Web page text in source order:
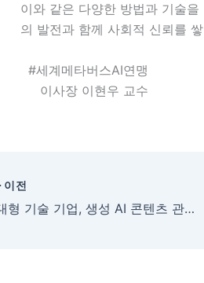
이와 같은 다양한 방법과 기술
의 발전과 함께 사회적 신뢰를
#세계메타버스AI연맹
이사장 이현우 교수
이전
“대형 기술 기업, 생성 AI 콘텐츠 관리 강화로 선거 악용 방지에 앞장서다”